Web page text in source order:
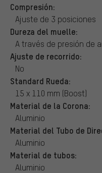
Compresión:
Ajuste de 3 posiciones
Dureza del muelle:
A través de presión de
Ajuste de recorrido:
No
Standard Rueda:
15 x 110 mm (Boost)
Material de la Corona:
Aluminio
Material del Tubo de
Aluminio
Material de tubos:
Aluminio